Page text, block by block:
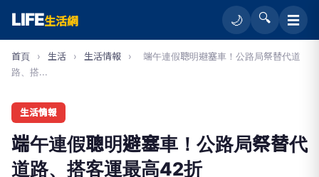
LIFE生活網 🌙 🔍 ☰
首頁 › 生活 › 生活情報 ›
端午連假聰明避塞車！公路局祭替代道
路、搭...
生活情報
端午連假聰明避塞車！公路局祭替代
道路、搭客運最高42折